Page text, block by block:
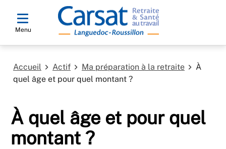
Menu
Accueil Actif Ma préparation à la retraite
À
quel âge et pour quel montant ?
À quel âge et pour quel
montant ?